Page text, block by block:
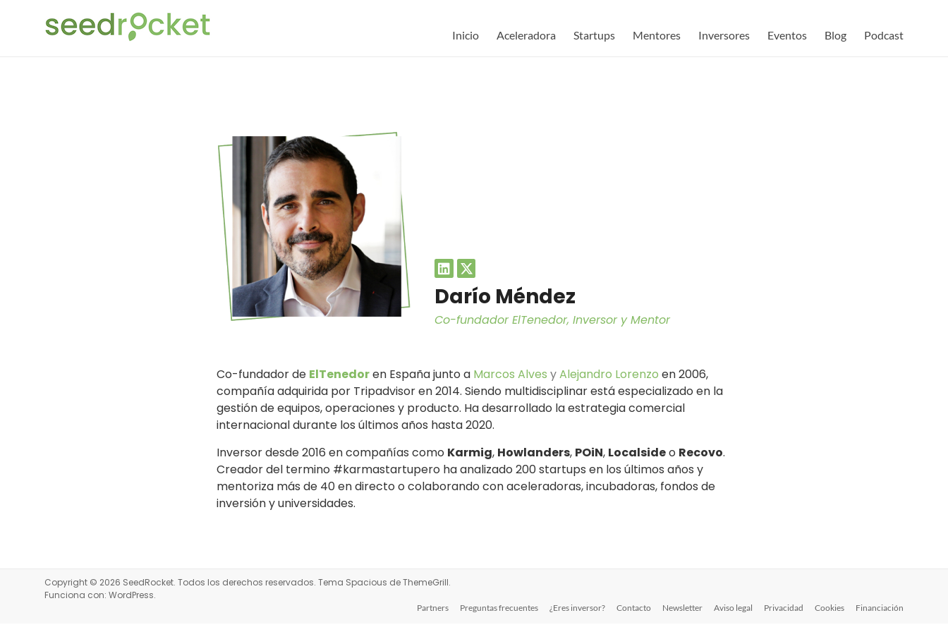
Inicio Aceleradora Startups Mentores Inversores Eventos Blog Podcast
Darío Méndez
Co-fundador ElTenedor, Inversor y Mentor
Co-fundador de ElTenedoren España junto a Marcos Alves yAlejandro Lorenzo en 2006,
compañía adquirida por Tripadvisor en 2014. Siendo multidisciplinar está especializado en la
gestión de equipos, operaciones y producto. Ha desarrollado la estrategia comercial
internacional durante los últimos años hasta 2020.
Inversor desde 2016 en compañías como Karmig, Howlanders, POiN, Localsideo Recovo.
Creador del termino #karmastartupero ha analizado 200 startups en los últimos años y
mentoriza más de 40 en directo o colaborando con aceleradoras, incubadoras, fondos de
inversión y universidades.
Copyright © 2026 SeedRocket. Todos los derechos reservados. Tema Spacious de ThemeGrill.
Funciona con: WordPress.
Partners Preguntas frecuentes ¿Eres inversor? Contacto Newsletter Aviso legal Privacidad Cookies Financiación